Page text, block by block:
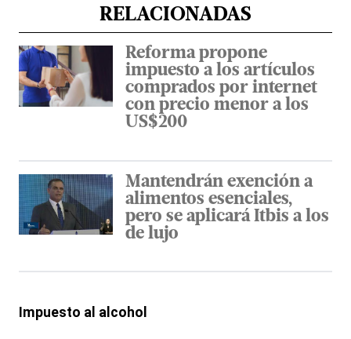
RELACIONADAS
Reforma propone
impuesto a los artículos
comprados por internet
con precio menor a los
US$200
Mantendrán exención a
alimentos esenciales,
pero se aplicará Itbis a los
de lujo
Impuesto al alcohol